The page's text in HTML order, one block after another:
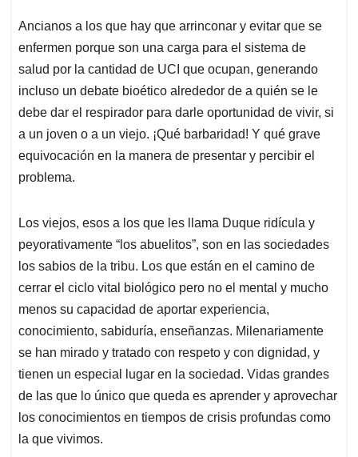
Ancianos a los que hay que arrinconar y evitar que se
enfermen porque son una carga para el sistema de
salud por la cantidad de UCI que ocupan, generando
incluso un debate bioético alrededor de a quién se le
debe dar el respirador para darle oportunidad de vivir, si
a un joven o a un viejo. ¡Qué barbaridad! Y qué grave
equivocación en la manera de presentar y percibir el
problema.
Los viejos, esos a los que les llama Duque ridícula y
peyorativamente “los abuelitos”, son en las sociedades
los sabios de la tribu. Los que están en el camino de
cerrar el ciclo vital biológico pero no el mental y mucho
menos su capacidad de aportar experiencia,
conocimiento, sabiduría, enseñanzas. Milenariamente
se han mirado y tratado con respeto y con dignidad, y
tienen un especial lugar en la sociedad. Vidas grandes
de las que lo único que queda es aprender y aprovechar
los conocimientos en tiempos de crisis profundas como
la que vivimos.